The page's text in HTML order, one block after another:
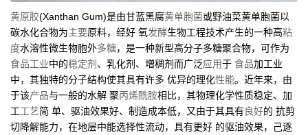
黄原胶(Xanthan Gum)是由甘蓝黑腐黄单胞菌或野油菜黄单胞菌以
碳水化合物为主要原料，经好 氧发酵生物工程技术产生的一种高粘
度水溶性微生物胞外多糖，是一种新型高分子多糖聚合物，可作为
食品工业中的稳定剂 、乳化剂、増稠剂而广泛应用于 食品加工业
中，其独特的分子结构使其具有许多 优异的理化性能。近年来，由
于该产品与一般的水解 聚丙烯酰胺相比，其物理化学性质稳定、加
工工艺简 单、驱油效果好、制造成本低，又由于其具有良好的 抗剪
切降解能力，在地层中能选择性流动，具有更好 的驱油效果，己逐